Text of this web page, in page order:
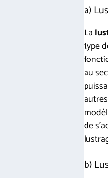
a)
La
type
au
de
b)